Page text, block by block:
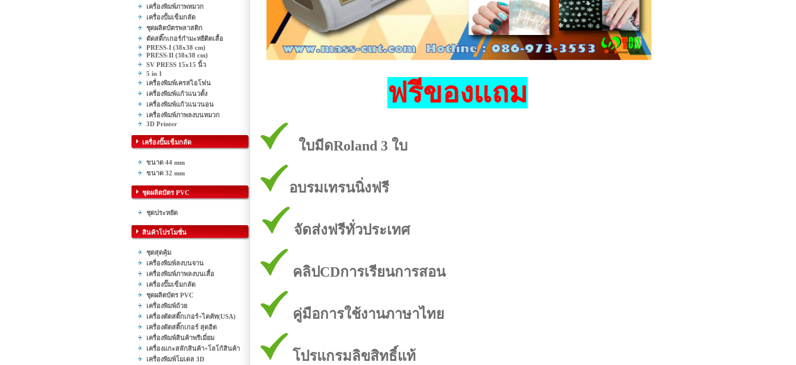
เครื่องพิมพ์ภาพหมวก
เครื่องปั้มเข็มกลัด
ชุดผลิตบัตรพลาสติก
ตัดสติ๊กเกอร์กำมะหยีติดเสื้อ
PRESS-I (38x38 cm)
PRESS-II (38x38 cm)
SV PRESS 15x15 นิ้ว
5 in 1
เครื่องพิมพ์เครสไอโฟน
เครื่องพิมพ์แก้วแนวตั้ง
เครื่องพิมพ์แก้วแนวนอน
เครื่องพิมพ์ภาพลงบนหมวก
3D Printer
เครื่องปั๊มเข็มกลัด
ขนาด 44 mm
ขนาด 32 mm
ชุดผลิตบัตร PVC
ชุดประหยัด
สินค้าโปรโมชั่น
ชุดสุดคุ้ม
เครื่องพิมพ์ลงบนจาน
เครื่องพิมพ์ภาพลงบนเสื้อ
เครื่องปั๊มเข็มกลัด
ชุดผลิตบัตร PVC
เครื่องพิมพ์ถ้วย
เครื่องตัดสติ๊กเกอร์+ไดคัท(USA)
เครื่องตัดสติ๊กเกอร์ สุดฮิต
เครื่องพิมพ์สินค้าพรีเมี่ยม
เครื่องแกะสลักสินค้า+โลโก้สินค้า
เครื่องพิมพ์โมเดล 3D
ฟรีของแถม
ใบมีดRoland 3 ใบ
อบรมเทรนนิ่งฟรี
จัดส่งฟรีทั่วประเทศ
คลิปCDการเรียนการสอน
คู่มือการใช้งานภาษาไทย
โปรแกรมลิขสิทธิ์แท้